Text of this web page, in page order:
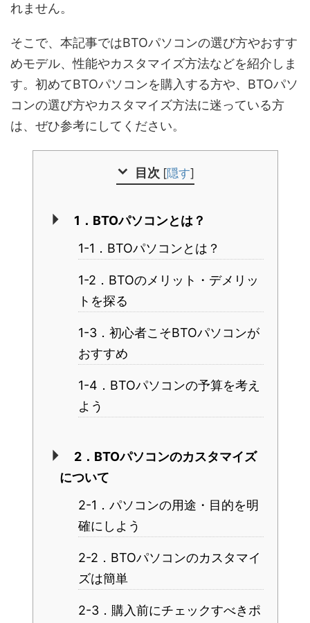
れません。
そこで、本記事ではBTOパソコンの選び方やおすす
めモデル、性能やカスタマイズ方法などを紹介しま
す。初めてBTOパソコンを購入する方や、BTOパソ
コンの選び方やカスタマイズ方法に迷っている方
は、ぜひ参考にしてください。
目次 [隠す]
1．BTOパソコンとは？
1-1．BTOパソコンとは？
1-2．BTOのメリット・デメリッ
トを探る
1-3．初心者こそBTOパソコンが
おすすめ
1-4．BTOパソコンの予算を考え
よう
2．BTOパソコンのカスタマイズ
について
2-1．パソコンの用途・目的を明
確にしよう
2-2．BTOパソコンのカスタマイ
ズは簡単
2-3．購入前にチェックすべきポ